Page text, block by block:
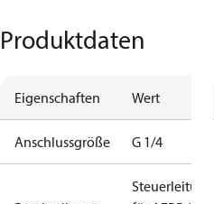
Produktdaten
Eigenschaften Wert
Anschlussgröße G 1/4